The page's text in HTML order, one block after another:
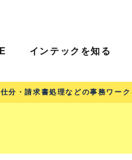
インテックを知る
分・請求書処理などの事務ワーク